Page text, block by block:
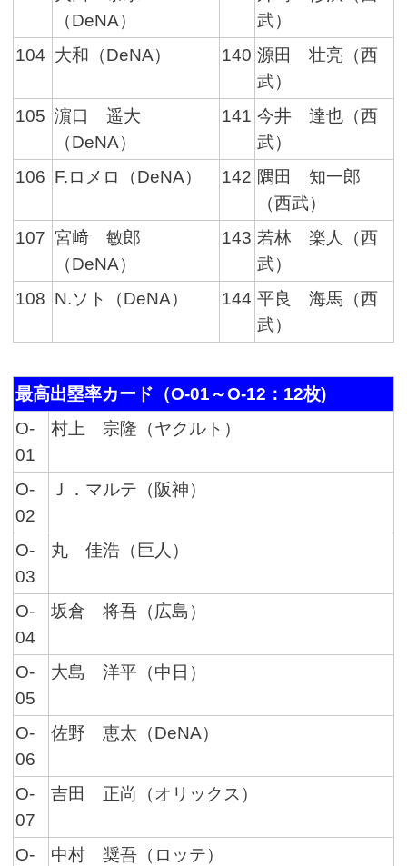
（DeNA）
武）
104 大和（DeNA） 140 源田 壮亮（西
武）
105 濵口 遥大
（DeNA）
141 今井 達也（西
武）
106 F.ロメロ（DeNA） 142 隅田 知一郎
（西武）
107 宮﨑 敏郎
（DeNA）
143 若林 楽人（西
武）
108 N.ソト（DeNA） 144 平良 海馬（西
武）
最高出塁率カード（O-01～O-12：12枚)
O-
01
村上 宗隆（ヤクルト）
O-
02
Ｊ．マルテ（阪神）
O-
03
丸 佳浩（巨人）
O-
04
坂倉 将吾（広島）
O-
05
大島 洋平（中日）
O-
06
佐野 恵太（DeNA）
O-
07
吉田 正尚（オリックス）
O-
中村 奨吾（ロッテ）